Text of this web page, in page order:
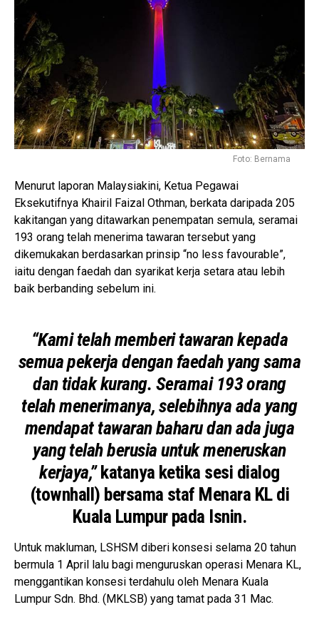
Foto: Bernama
Menurut laporan Malaysiakini, Ketua Pegawai
Eksekutifnya Khairil Faizal Othman, berkata daripada 205
kakitangan yang ditawarkan penempatan semula, seramai
193 orang telah menerima tawaran tersebut yang
dikemukakan berdasarkan prinsip “no less favourable”,
iaitu dengan faedah dan syarikat kerja setara atau lebih
baik berbanding sebelum ini.
“Kami telah memberi tawaran kepada
semua pekerja dengan faedah yang sama
dan tidak kurang. Seramai 193 orang
telah menerimanya, selebihnya ada yang
mendapat tawaran baharu dan ada juga
yang telah berusia untuk meneruskan
kerjaya,”katanya ketika sesi dialog
(townhall) bersama staf Menara KL di
Kuala Lumpur pada Isnin.
Untuk makluman, LSHSM diberi konsesi selama 20 tahun
bermula 1 April lalu bagi menguruskan operasi Menara KL,
menggantikan konsesi terdahulu oleh Menara Kuala
Lumpur Sdn. Bhd. (MKLSB) yang tamat pada 31 Mac.